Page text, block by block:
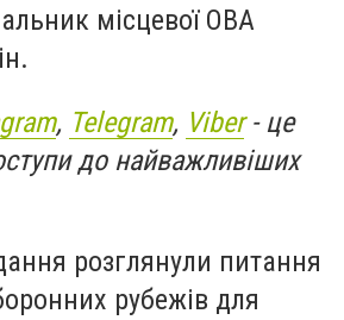
місцевої ОВА
, Telegram, Viber- це
до найважливіших
розглянули питання
рубежів для